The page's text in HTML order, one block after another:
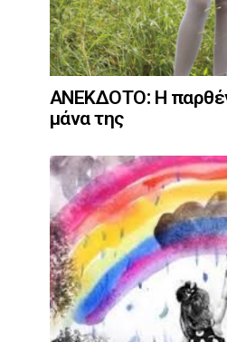
ΑΝΕΚΔΟΤΟ: Η
μάνα της